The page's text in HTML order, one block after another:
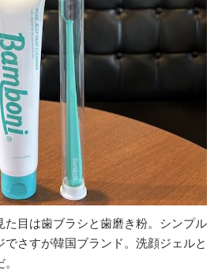
た目は歯ブラシと歯磨き粉。シンプル
さすが韓国ブランド。洗顔ジェルと